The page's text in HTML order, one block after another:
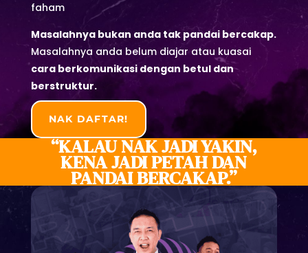
faham
Masalahnya bukan anda tak pandai bercakap.
Masalahnya anda belum diajar atau kuasai
cara berkomunikasi dengan betul dan
berstruktur.
NAK DAFTAR!
“KALAU NAK JADI YAKIN,
KENA JADI PETAH DAN
PANDAI BERCAKAP.”